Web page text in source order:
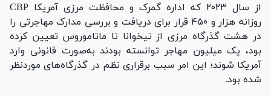
از سال ۲۰۲۳ که اداره گمرک و محافظت مرزی آمریکا CBP
روزانه هزار و ۴۵۰ قرار برای دریافت و بررسی مدارک مهاجرتی را
در هشت گذرگاه مرزی از تیخوانا تا ماتاموروس تعیین کرده
بود، یک میلیون مهاجر توانسته بودند به‌صورت قانونی وارد
آمریکا شوند؛ این امر سبب برقراری نظم در گذرگاه‌های موردنظر
شده بود.